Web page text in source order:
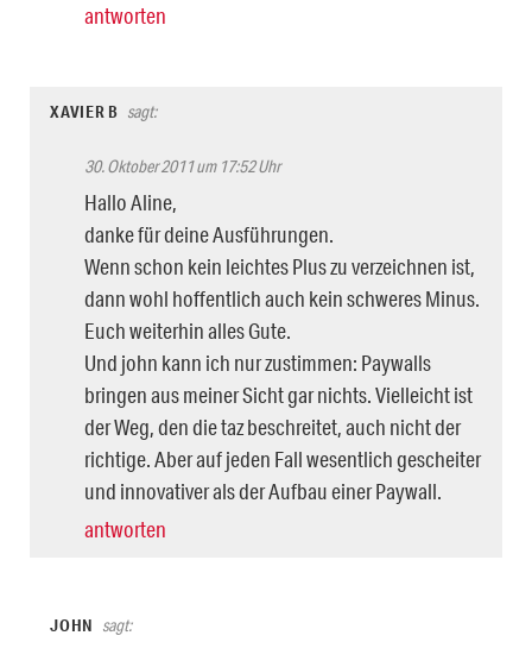
antworten
XAVIER B sagt:
30. Oktober 2011 um 17:52 Uhr
Hallo Aline,
danke für deine Ausführungen.
Wenn schon kein leichtes Plus zu verzeichnen ist,
dann wohl hoffentlich auch kein schweres Minus.
Euch weiterhin alles Gute.
Und john kann ich nur zustimmen: Paywalls
bringen aus meiner Sicht gar nichts. Vielleicht ist
der Weg, den die taz beschreitet, auch nicht der
richtige. Aber auf jeden Fall wesentlich gescheiter
und innovativer als der Aufbau einer Paywall.
antworten
JOHN sagt: